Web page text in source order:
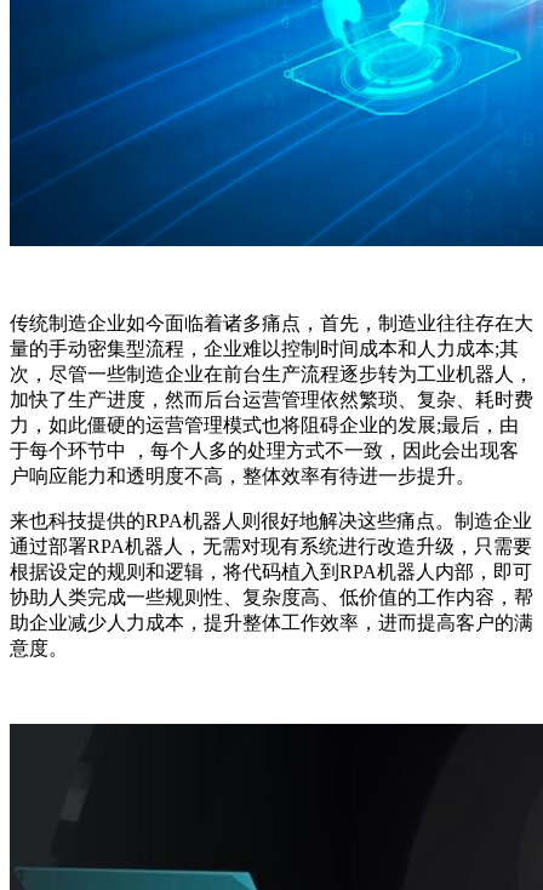
传统制造企业如今面临着诸多痛点，首先，制造业往往存在大
量的手动密集型流程，企业难以控制时间成本和人力成本;其
次，尽管一些制造企业在前台生产流程逐步转为工业机器人，
加快了生产进度，然而后台运营管理依然繁琐、复杂、耗时费
力，如此僵硬的运营管理模式也将阻碍企业的发展;最后，由
于每个环节中 ，每个人多的处理方式不一致，因此会出现客
户响应能力和透明度不高，整体效率有待进一步提升。
来也科技提供的RPA机器人则很好地解决这些痛点。制造企业
通过部署RPA机器人，无需对现有系统进行改造升级，只需要
根据设定的规则和逻辑，将代码植入到RPA机器人内部，即可
协助人类完成一些规则性、复杂度高、低价值的工作内容，帮
助企业减少人力成本，提升整体工作效率，进而提高客户的满
意度。